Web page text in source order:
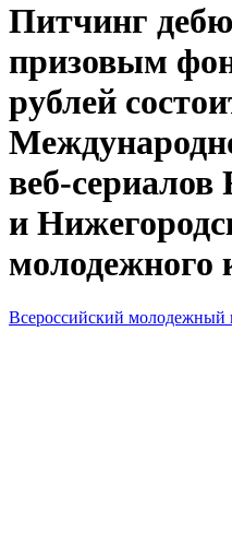
Питчинг
призовым
рублей
веб-сериалов
и
молодежного
Всероссийский молодежный